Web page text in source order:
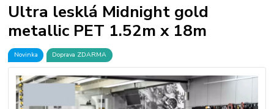
Ultra lesklá Midnight gold
metallic PET 1.52m x 18m
Novinka Doprava ZDARMA